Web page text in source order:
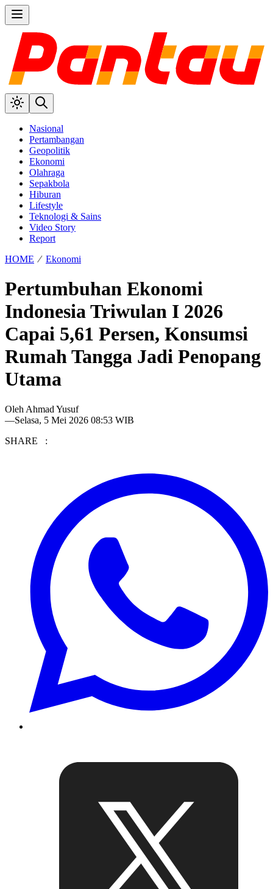
Nasional
Pertambangan
Geopolitik
Ekonomi
Olahraga
Sepakbola
Hiburan
Lifestyle
Teknologi & Sains
Video Story
Report
HOME ⁄ Ekonomi
Pertumbuhan Ekonomi
Indonesia Triwulan I 2026
Capai 5,61 Persen, Konsumsi
Rumah Tangga Jadi Penopang
Utama
Oleh Ahmad Yusuf
—Selasa, 5 Mei 2026 08:53 WIB
SHARE :